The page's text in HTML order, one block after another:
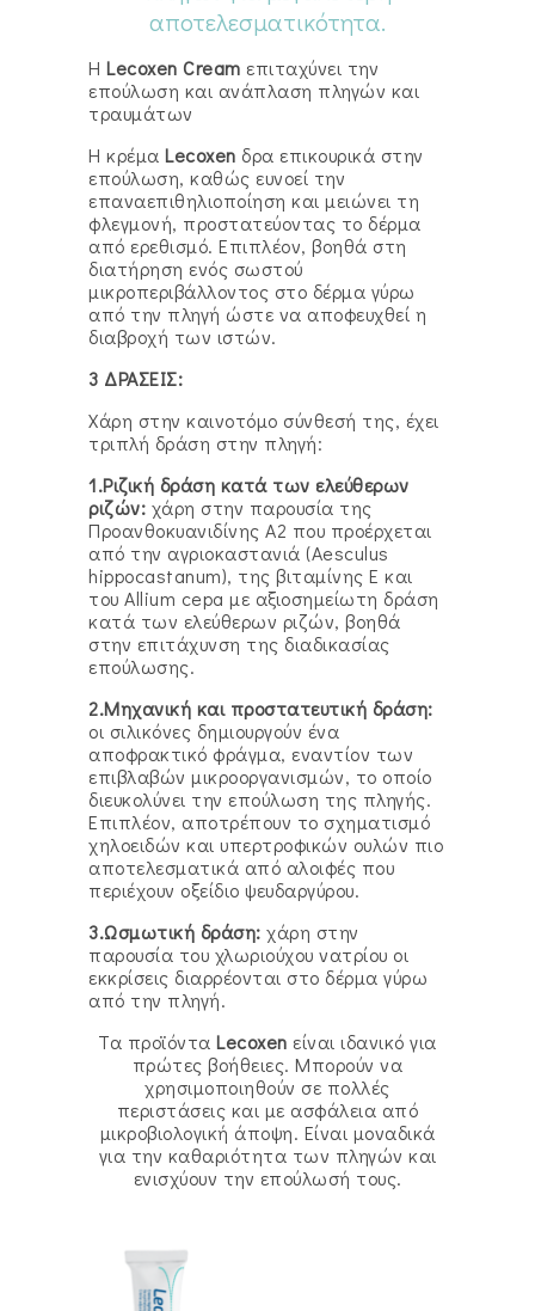
αποτελεσματικότητα.
Η Lecoxen Cream επιταχύνει την
επούλωση και ανάπλαση πληγών και
τραυμάτων
Η κρέμα Lecoxen δρα επικουρικά στην
επούλωση, καθώς ευνοεί την
επαναεπιθηλιοποίηση και μειώνει τη
φλεγμονή, προστατεύοντας το δέρμα
από ερεθισμό. Επιπλέον, βοηθά στη
διατήρηση ενός σωστού
μικροπεριβάλλοντος στο δέρμα γύρω
από την πληγή ώστε να αποφευχθεί η
διαβροχή των ιστών.
3 ΔΡΑΣΕΙΣ:
Χάρη στην καινοτόμο σύνθεσή της, έχει
τριπλή δράση στην πληγή:
1.Ριζική δράση κατά των ελεύθερων
ριζών: χάρη στην παρουσία της
Προανθοκυανιδίνης Α2 που προέρχεται
από την αγριοκαστανιά (Aesculus
hippocastanum), της βιταμίνης Ε και
του Allium cepa με αξιοσημείωτη δράση
κατά των ελεύθερων ριζών, βοηθά
στην επιτάχυνση της διαδικασίας
επούλωσης.
2.Μηχανική και προστατευτική δράση:
οι σιλικόνες δημιουργούν ένα
αποφρακτικό φράγμα, εναντίον των
επιβλαβών μικροοργανισμών, το οποίο
διευκολύνει την επούλωση της πληγής.
Επιπλέον, αποτρέπουν το σχηματισμό
χηλοειδών και υπερτροφικών ουλών πιο
αποτελεσματικά από αλοιφές που
περιέχουν οξείδιο ψευδαργύρου.
3.Ωσμωτική δράση: χάρη στην
παρουσία του χλωριούχου νατρίου οι
εκκρίσεις διαρρέονται στο δέρμα γύρω
από την πληγή.
Τα προϊόνταLecoxen είναι ιδανικό για
πρώτες βοήθειες. Μπορούν να
χρησιμοποιηθούν σε πολλές
περιστάσεις και με ασφάλεια από
μικροβιολογική άποψη. Είναι μοναδικά
για την καθαριότητα των πληγών και
ενισχύουν την επούλωσή τους.